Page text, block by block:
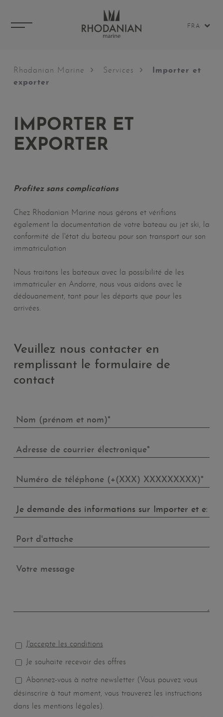
FRA
Rhodanian Marine Services
Importer et
exporter
IMPORTER ET
EXPORTER
Profitez sans complications
Chez Rhodanian Marine nous gérons et vérifions
également la documentation de votre bateau ou jet ski, la
conformité de l'état du bateau pour son transport our son
immatriculation
Nous traitons les bateaux avec la possibilité de les
immatriculer en Andorre, nous vous aidons avec le
dédouanement, tant pour les départs que pour les
arrivées.
Veuillez nous contacter en
remplissant le formulaire de
contact
J'accepte les conditions
Je souhaite recevoir des offres
Abonnez-vous à notre newsletter (Vous pouvez vous
désinscrire à tout moment, vous trouverez les instructions
dans les mentions légales).